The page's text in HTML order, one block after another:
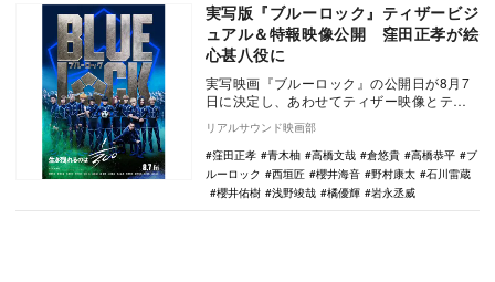
実写版『ブルーロック』ティザービジ
ュアル＆特報映像公開 窪田正孝が絵
心甚八役に
実写映画『ブルーロック』の公開日が8月7
日に決定し、あわせてティザー映像とティ
ザービジュアルが公開。また窪田正孝が絵
心甚八役で出…
リアルサウンド映画部
窪田正孝
青木柚 高橋文哉 倉悠貴 高橋恭平
ブ
ルーロック
西垣匠 櫻井海音 野村康太
石川雷蔵
櫻井佑樹
浅野竣哉 橘優輝 岩永丞威